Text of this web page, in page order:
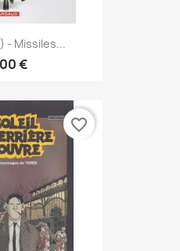
- Missiles...
€
favorite_border